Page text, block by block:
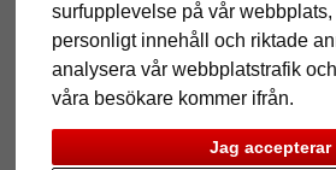
surfupplevelse på vår webbplats,
personligt innehåll och riktade
analysera vår webbplatstrafik
våra besökare kommer ifrån.
Jag accepterar
Tillbaka